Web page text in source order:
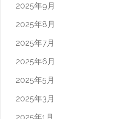
2025年9月
2025年8月
2025年7月
2025年6月
2025年5月
2025年3月